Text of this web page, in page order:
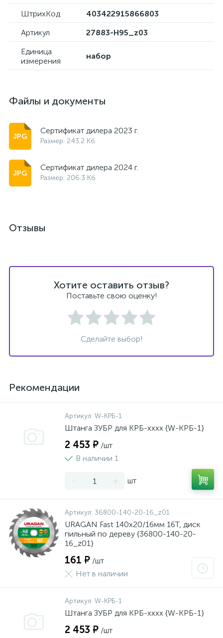
ШтрихКод
403422915866803
Артикул
27883-H95_z03
Единица
измерения
набор
Файлы и документы
Сертификат дилера 2023 г.
Размер: 243.2 Кб
Сертификат дилера 2024 г.
Размер: 206.3 Кб
Отзывы
Хотите оставить отзыв?
Поставьте свою оценку!
Сделайте выбор!
Рекомендации
Артикул: W-КРБ-1
Штанга ЗУБР для КРБ-хххх {W-КРБ-1}
2 453 ₽ /шт
В наличии 1
- + шт
Артикул: 36800-140-20-16_z01
URAGAN Fast 140x20/16мм 16Т, диск
пильный по дереву {36800-140-20-
16_z01}
161 ₽ /шт
Нет в наличии
Артикул: W-КРБ-1
Штанга ЗУБР для КРБ-хххх {W-КРБ-1}
2 453 ₽ /шт